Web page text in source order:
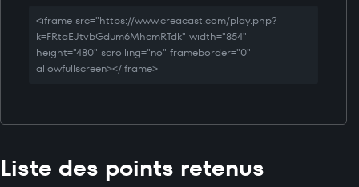
<iframe src="https://www.creacast.com/play.php?
k=FRtaEJtvbGdum6MhcmRTdk" width="854"
height="480" scrolling="no" frameborder="0"
allowfullscreen></iframe>
Liste des points retenus